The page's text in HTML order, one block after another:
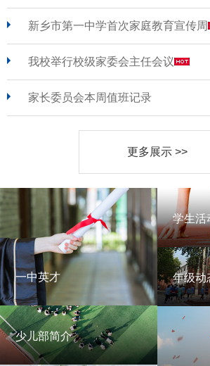
新乡市第一中学首次家庭教育宣传周
我校举行校级家委会主任会议
家长委员会本周值班记录
更多展示 >>
一中英才
一中英才
少儿部简介
学生活
学
年级动
年